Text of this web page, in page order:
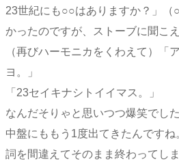
23世紀にも○○はありますか？」（
かったのですが、ストーブに聞こえ
（再びハーモニカをくわえて）「
ヨ。」
「23セイキナシトイイマス。」
なんだそりゃと思いつつ爆笑でし
中盤にももう1度出てきたんです
詞を間違えてそのまま終わってし